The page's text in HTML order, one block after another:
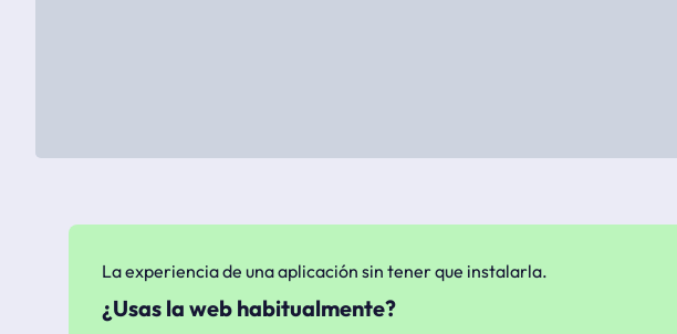
La experiencia de una aplicación sin tener que instalarla.
¿Usas la web habitualmente?